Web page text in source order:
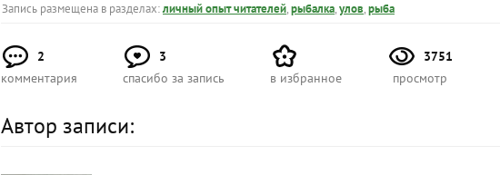
Запись размещена в разделах:личный опыт читателей,рыбалка,улов,рыба
2
комментария
3
спасибо за запись
в избранное
3751
просмотр
Автор записи: